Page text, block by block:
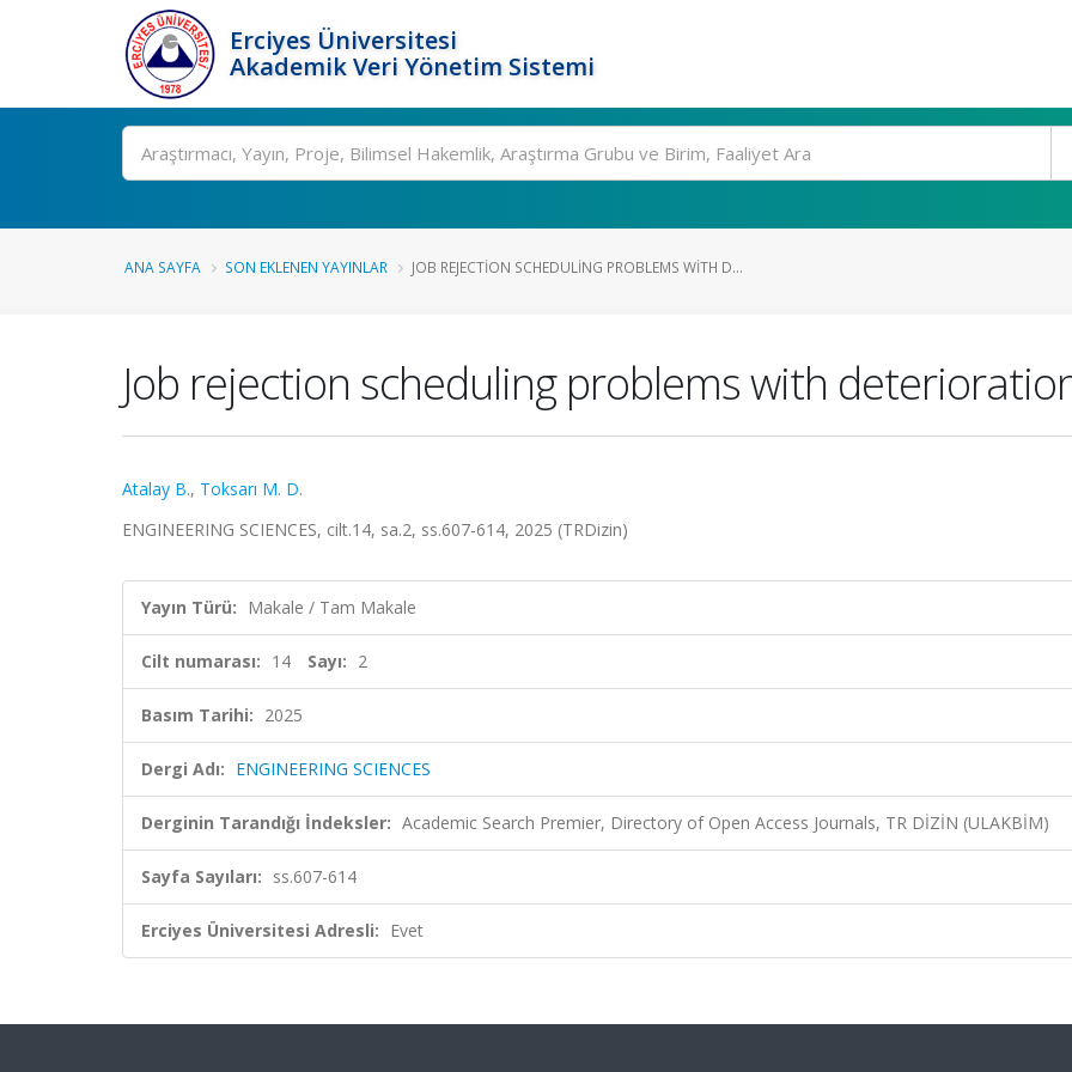
Erciyes Üniversitesi
Akademik Veri Yönetim Sistemi
Ara
ANA SAYFA SON EKLENEN YAYINLAR JOB REJECTION SCHEDULING PROBLEMS WITH D...
Job rejection scheduling problems with
Atalay B., Toksarı M. D.
ENGINEERING SCIENCES, cilt.14, sa.2, ss.607-614, 2025 (TRDizin)
Yayın Türü: Makale / Tam Makale
Cilt numarası: 14 Sayı: 2
Basım Tarihi: 2025
Dergi Adı: ENGINEERING SCIENCES
Derginin Tarandığı İndeksler: Academic Search Premier, Directory of Open Access Journals, TR DİZİN (ULAKBİM)
Sayfa Sayıları: ss.607-614
Erciyes Üniversitesi Adresli: Evet